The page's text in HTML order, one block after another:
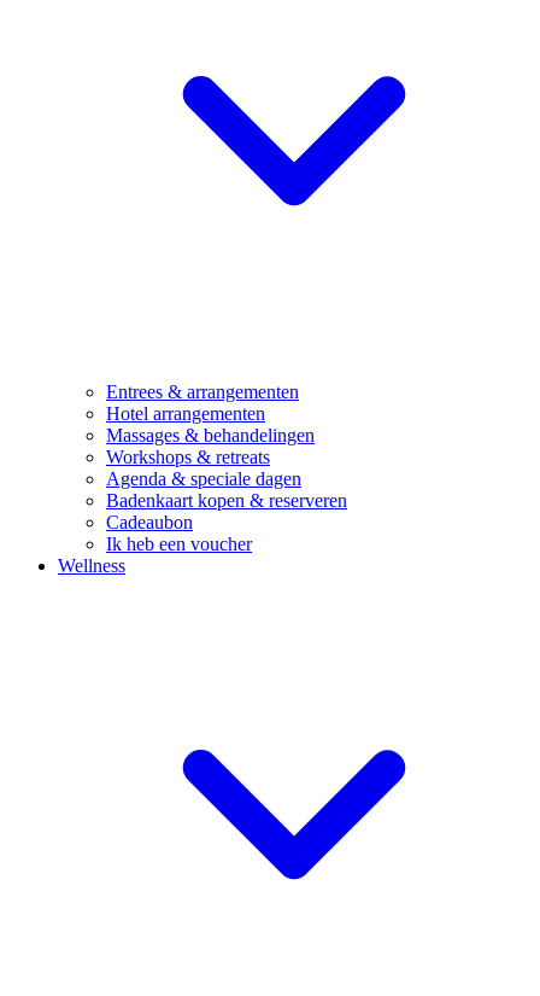
Entrees & arrangementen
Hotel arrangementen
Massages & behandelingen
Workshops & retreats
Agenda & speciale dagen
Badenkaart kopen & reserveren
Cadeaubon
Ik heb een voucher
Wellness